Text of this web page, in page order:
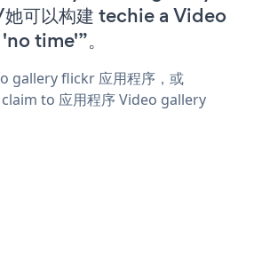
可以构建 techie a Video
time'”。
gallery flickr 应用程序，或
to 应用程序 Video gallery